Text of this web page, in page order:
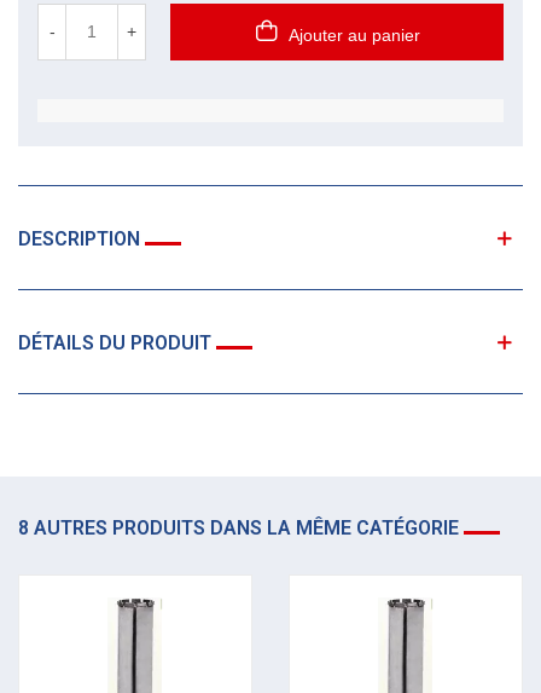
- + Ajouter au panier
DESCRIPTION
DÉTAILS DU PRODUIT
8 AUTRES PRODUITS DANS LA MÊME CATÉGORIE